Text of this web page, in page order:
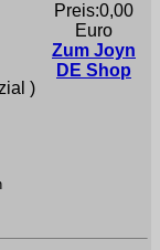
)
Preis:0,00
Euro
Zum Joyn
DE Shop